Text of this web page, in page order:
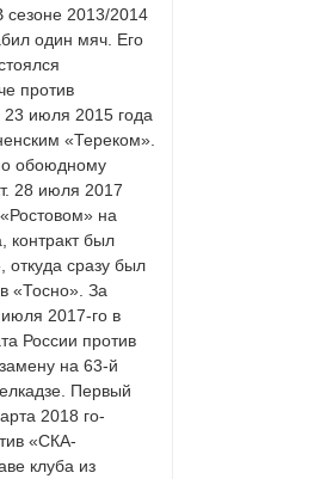
сезоне 2013/2014
один мяч. Его
против
23 июля 2015 года
«Тереком».
обоюдному
28 июля 2017
на
контракт был
откуда сразу был
«Тосно». За
2017-го в
России против
на 63-й
Первый
2018 го-
«СКА-
клуба из